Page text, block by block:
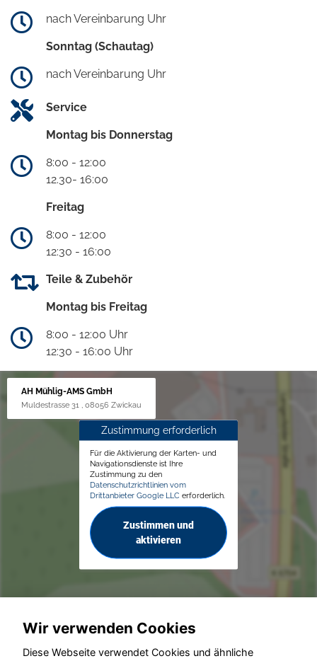
nach Vereinbarung Uhr
Sonntag (Schautag)
nach Vereinbarung Uhr
Service
Montag bis Donnerstag
8:00 - 12:00
12.30- 16:00
Freitag
8:00 - 12:00
12:30 - 16:00
Teile & Zubehör
Montag bis Freitag
8:00 - 12:00 Uhr
12:30 - 16:00 Uhr
AH Mühlig-AMS GmbH
Muldestrasse 31 , 08056 Zwickau
Zustimmung erforderlich
Für die Aktivierung der Karten- und
Navigationsdienste ist Ihre
Zustimmung zu den
Datenschutzrichtlinien vom
Drittanbieter Google LLC erforderlich.
Zustimmen und
aktivieren
Wir verwenden Cookies
Diese Webseite verwendet Cookies und ähnliche